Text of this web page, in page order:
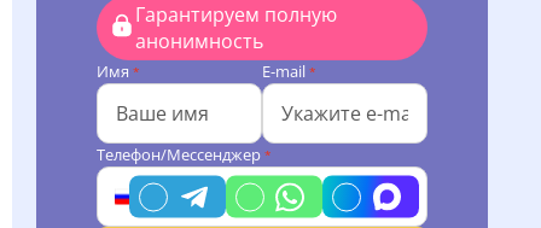
Гарантируем полную
анонимность
Имя * E-mail *
Телефон/Мессенджер *